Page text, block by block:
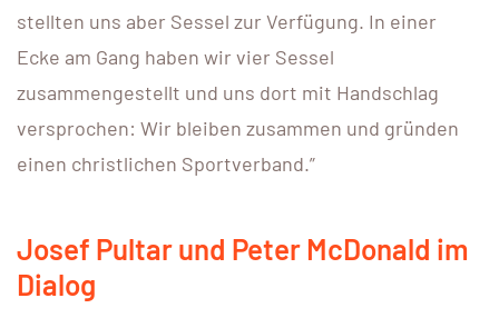
stellten uns aber Sessel zur Verfügung. In einer
Ecke am Gang haben wir vier Sessel
zusammengestellt und uns dort mit Handschlag
versprochen: Wir bleiben zusammen und gründen
einen christlichen Sportverband.”
Josef Pultar und Peter McDonald im
Dialog